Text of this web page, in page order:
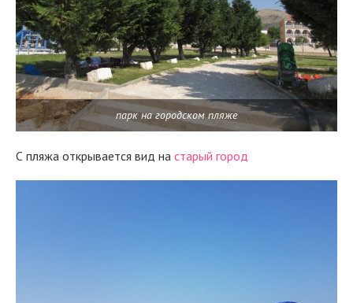
парк на городском пляже
С пляжа открывается вид на старый город